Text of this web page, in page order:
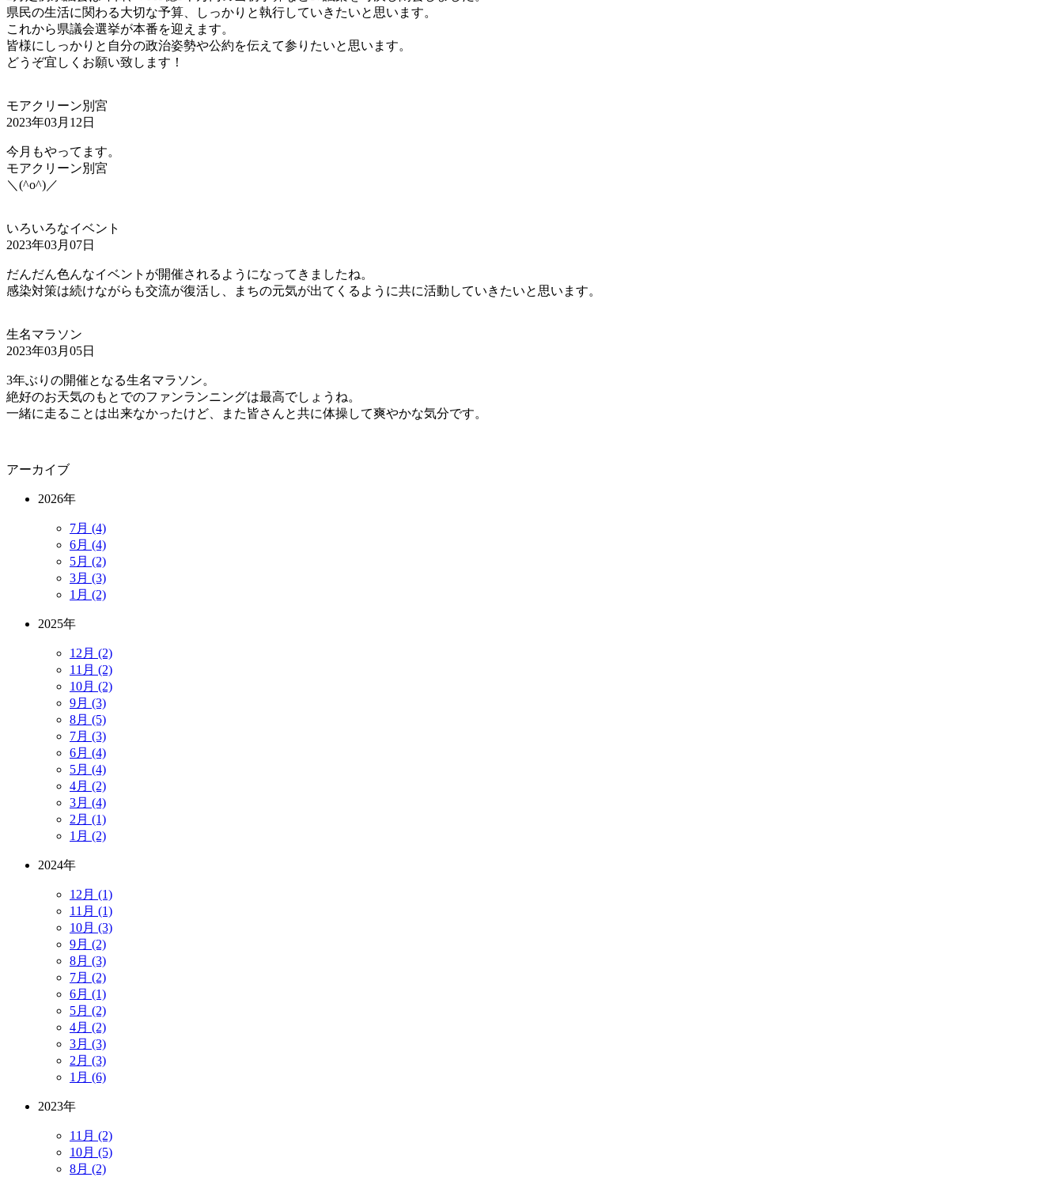
県民の生活に関わる大切な予算、しっかりと執行していきたいと思います。
これから県議会選挙が本番を迎えます。
皆様にしっかりと自分の政治姿勢や公約を伝えて参りたいと思います。
どうぞ宜しくお願い致します！
モアクリーン別宮
2023年03月12日
今月もやってます。
モアクリーン別宮
＼(^o^)／
いろいろなイベント
2023年03月07日
だんだん色んなイベントが開催されるようになってきましたね。
感染対策は続けながらも交流が復活し、まちの元気が出てくるように共に活動していきたいと思います。
生名マラソン
2023年03月05日
3年ぶりの開催となる生名マラソン。
絶好のお天気のもとでのファンランニングは最高でしょうね。
一緒に走ることは出来なかったけど、また皆さんと共に体操して爽やかな気分です。
アーカイブ
2026年
7月 (4)
6月 (4)
5月 (2)
3月 (3)
1月 (2)
2025年
12月 (2)
11月 (2)
10月 (2)
9月 (3)
8月 (5)
7月 (3)
6月 (4)
5月 (4)
4月 (2)
3月 (4)
2月 (1)
1月 (2)
2024年
12月 (1)
11月 (1)
10月 (3)
9月 (2)
8月 (3)
7月 (2)
6月 (1)
5月 (2)
4月 (2)
3月 (3)
2月 (3)
1月 (6)
2023年
11月 (2)
10月 (5)
8月 (2)